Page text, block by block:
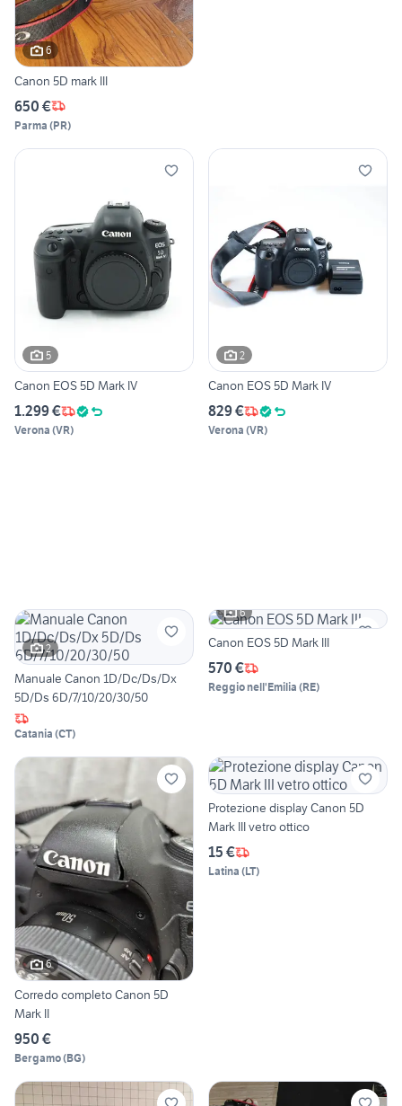
6
Canon 5D mark III
650 €
Parma (PR)
5
Canon EOS 5D Mark IV
1.299 €
Verona (VR)
2
Canon EOS 5D Mark IV
829 €
Verona (VR)
2
Manuale Canon 1D/Dc/Ds/Dx
5D/Ds 6D/7/10/20/30/50
Catania (CT)
6
Canon EOS 5D Mark III
570 €
Reggio nell'Emilia (RE)
6
Corredo completo Canon 5D
Mark II
950 €
Bergamo(BG)
Protezione display Canon 5D
Mark III vetro ottico
15 €
Latina (LT)